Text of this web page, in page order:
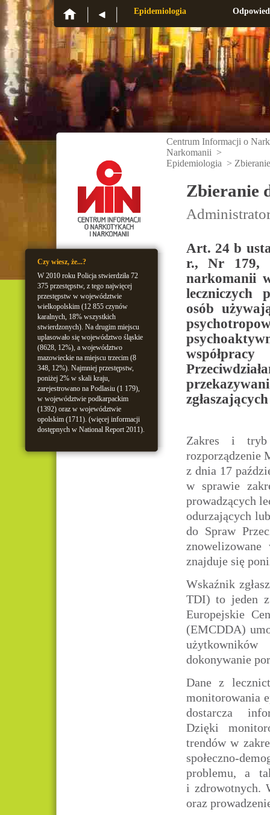
CINN Epidemiologia
Czy wiesz, że...?
W 2010 roku Policja stwierdziła 72
375 przestępstw, z tego najwięcej
przestępstw w województwie
wielkopolskim (12 855 czynów
karalnych, 18% wszystkich
stwierdzonych). Na drugim miejscu
uplasowało się województwo śląskie
(8628, 12%), a województwo
mazowieckie na miejscu trzecim (8
348, 12%). Najmniej przestępstw,
poniżej 2% w skali kraju,
zarejestrowano na Podlasiu (1 179),
w województwie podkarpackim
(1392) oraz w województwie
opolskim (1711). (więcej informacji
dostępnych w National Report 2011).
Centrum Informacji o
Narkomanii >
Epidemiologia >
Zbieranie
Art. 24 b
r., Nr 179,
narkomanii
leczniczych
osób
Zakres i tryb
rozporządzenie
z dnia 17
w sprawie
prowadzących
odurzających
do Spraw
znajduje się
Wskaźnik
TDI) to jeden z
Europejskie
(EMCDDA)
dokonywanie
Dane z
monitorowania
dostarcza
Dzięki
trendów w
społeczno-
problemu, a
i zdrowotnych.
oraz